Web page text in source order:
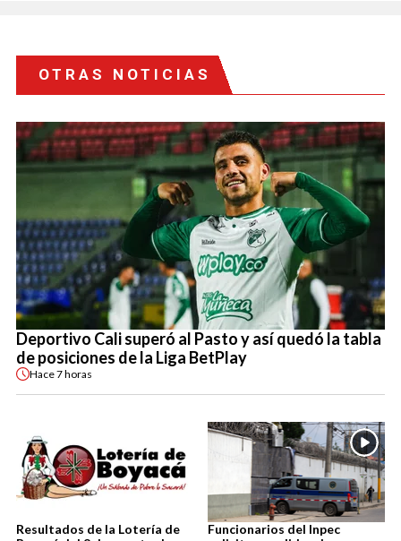
OTRAS NOTICIAS
Deportivo Cali superó al Pasto y así quedó la tabla
de posiciones de la Liga BetPlay
Hace7 horas
Resultados de la Lotería de
Funcionarios del Inpec